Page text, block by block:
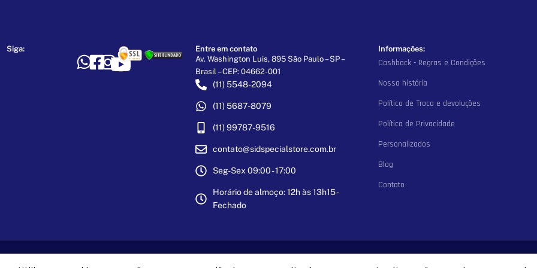
Siga:
Entre em contato
Av. Washington Luis, 895 São Paulo – SP –
Brasil – CEP: 04662-001
(11) 5548-2094
(11) 5687-8079
(11) 99787-9516
contato@sidspecialstore.com.br
Seg-Sex 09:00 - 17:00
Horário de almoço: 12h às 13h15 -
Fechado
Informações:
Cashback - Regras e Condições
Nossa história
Política de Troca e devoluções
Política de Privacidade
Personalizados
Blog
Contato